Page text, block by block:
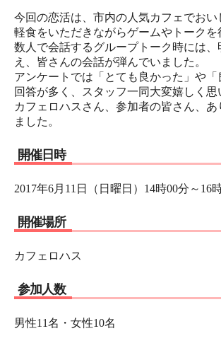
今回の恋活は、市内の人気カフェでお
軽食をいただきながらゲームやトークを
数人で会話するグループトーク時には、
え、皆さんの会話が弾んでいました。
アンケートでは「とても良かった」や
回答が多く、スタッフ一同大変嬉しく思
カフェロハスさん、参加者の皆さん、
ました。
開催日時
2017年6月11日（日曜日）14時00分～16
開催場所
カフェロハス
参加人数
男性11名・女性10名